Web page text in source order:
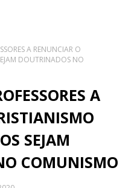
A RENUNCIAR O
DOUTRINADOS NO
A
SEJAM
COMUNISMO